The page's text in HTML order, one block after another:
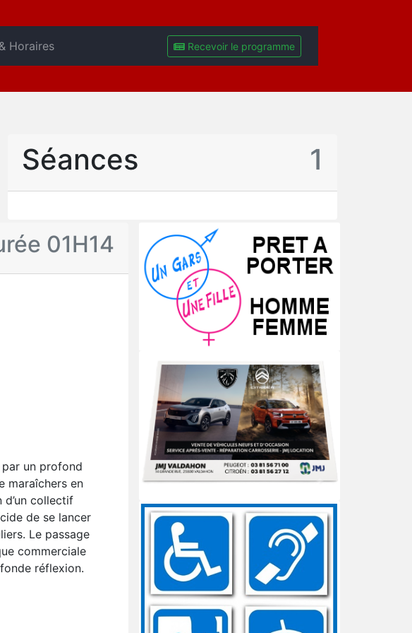
Horaires Recevoir le programme
Séances 1
01H14
un profond
maraîchers en
collectif
de se lancer
Le passage
commerciale
réflexion.